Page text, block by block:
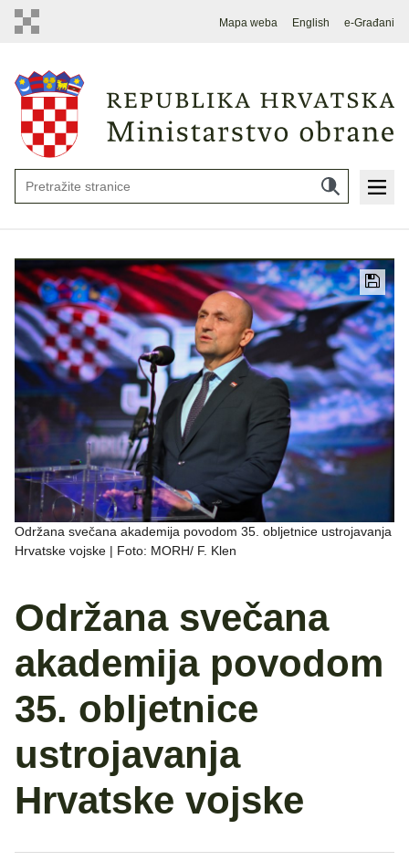
Mapa weba English e-Građani
Održana svečana akademija povodom 35. obljetnice ustrojavanja
Hrvatske vojske | Foto: MORH/ F. Klen
Održana svečana
akademija povodom
35. obljetnice
ustrojavanja
Hrvatske vojske